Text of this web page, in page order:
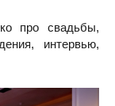
про свадьбы,
интервью,